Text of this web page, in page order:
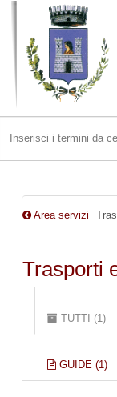
Salta al contenuto
Area servizi
Trasporti
Schede
TUTTI (1)
GUIDE (1)